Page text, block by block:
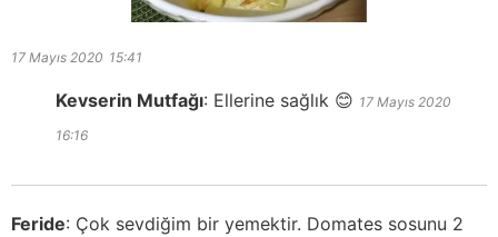
17 Mayıs 2020 15:41
Kevserin Mutfağı: Ellerine sağlık 😊 17 Mayıs 2020
16:16
Feride: Çok sevdiğim bir yemektir. Domates sosunu 2